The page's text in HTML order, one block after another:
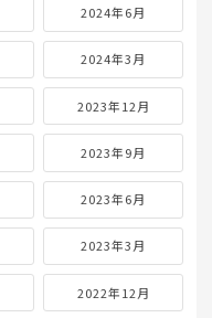
2024年6月
2024年3月
2023年12月
2023年9月
2023年6月
2023年3月
2022年12月